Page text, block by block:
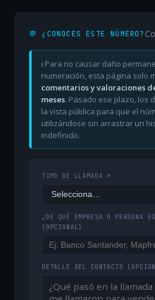
💬 ¿CONOCES ESTE NÚMERO?
ℹ️ Para no causar daño
numeración, esta página solo
comentarios y valoraciones
meses. Pasado ese plazo, los
la vista pública para que el
utilizándose sin arrastrar un
indefinido.
TIPO DE LLAMADA *
¿DE QUÉ EMPRESA O PERSONA
(OPCIONAL)
DETALLE DEL CONTACTO